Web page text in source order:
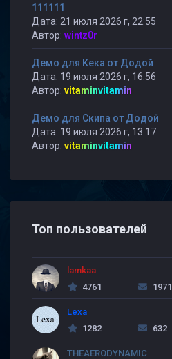
111111
Дата: 21 июля 2026 г, 22:55
Автор: wintz0r
Демо для Кека от Додой
Дата: 19 июля 2026 г, 16:56
Автор: vitaminvitamin
Демо для Скипа от Додой
Дата: 19 июля 2026 г, 13:17
Автор: vitaminvitamin
Топ пользователей
lamkaa
4761
1971
Lexa
1282
632
THEAERODYNAMIC